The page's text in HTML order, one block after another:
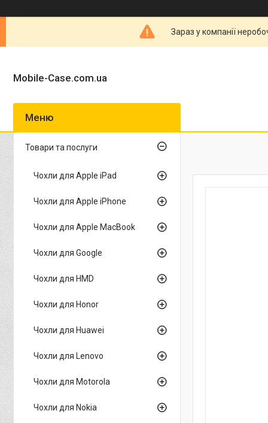
Зараз у компанії
Mobile-Case.com.ua
Товари та послуги
Чохли для Apple iPad
Чохли для Apple iPhone
Чохли для Apple MacBook
Чохли для Google
Чохли для HMD
Чохли для Honor
Чохли для Huawei
Чохли для Lenovo
Чохли для Motorola
Чохли для Nokia